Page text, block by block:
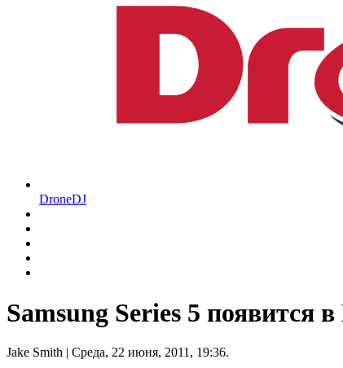
DroneDJ
Samsung Series 5 появится
Jake Smith | Среда, 22 июня, 2011, 19:36.